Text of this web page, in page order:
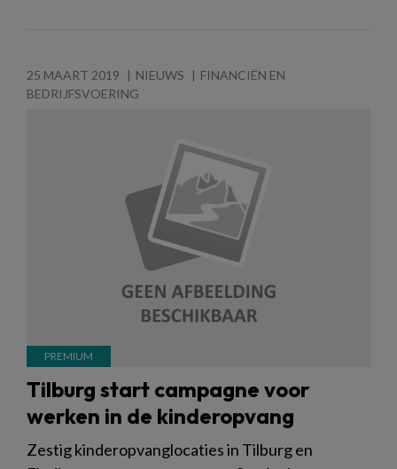
25 MAART 2019 NIEUWS
FINANCIËN EN
BEDRIJFSVOERING
Tilburg start campagne voor
werken in de kinderopvang
Zestig kinderopvanglocaties in Tilburg en